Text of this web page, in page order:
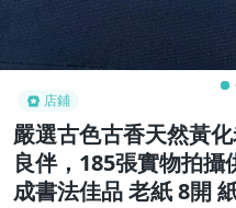
店鋪
嚴選古色古香天然黃
良伴，185張實物拍攝
成書法佳品 老紙 8開